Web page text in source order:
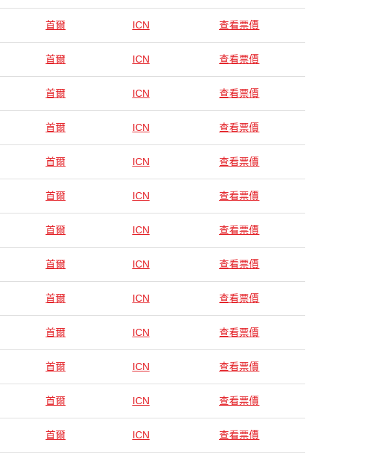
首爾 ICN 查看票價
首爾 ICN 查看票價
首爾 ICN 查看票價
首爾 ICN 查看票價
首爾 ICN 查看票價
首爾 ICN 查看票價
首爾 ICN 查看票價
首爾 ICN 查看票價
首爾 ICN 查看票價
首爾 ICN 查看票價
首爾 ICN 查看票價
首爾 ICN 查看票價
首爾 ICN 查看票價